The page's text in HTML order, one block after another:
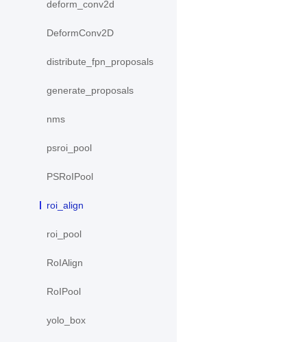
deform_conv2d
DeformConv2D
distribute_fpn_proposals
generate_proposals
nms
psroi_pool
PSRoIPool
roi_align
roi_pool
RoIAlign
RoIPool
yolo_box